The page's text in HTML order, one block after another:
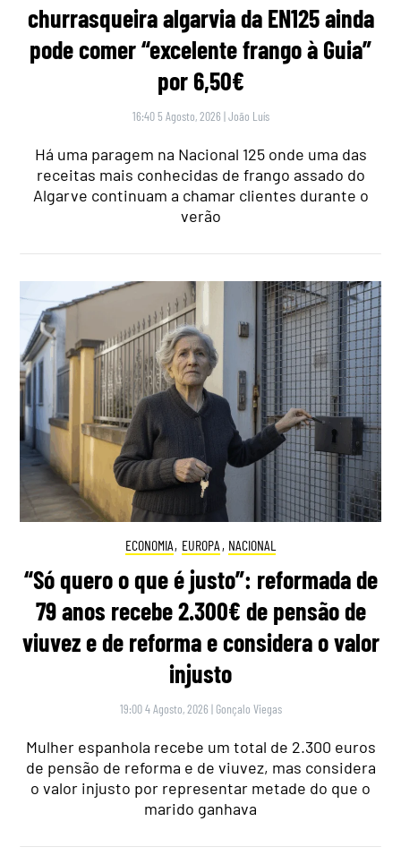
churrasqueira algarvia da EN125 ainda
pode comer “excelente frango à Guia”
por 6,50€
16:40 5 Agosto, 2026 |João Luís
Há uma paragem na Nacional 125 onde uma das
receitas mais conhecidas de frango assado do
Algarve continuam a chamar clientes durante o
verão
ECONOMIA, EUROPA , NACIONAL
“Só quero o que é justo”: reformada de
79 anos recebe 2.300€ de pensão de
viuvez e de reforma e considera o valor
injusto
19:00 4 Agosto, 2026 | Gonçalo Viegas
Mulher espanhola recebe um total de 2.300 euros
de pensão de reforma e de viuvez, mas considera
o valor injusto por representar metade do que o
marido ganhava